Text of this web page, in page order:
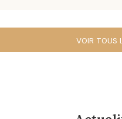
VOIR TOUS